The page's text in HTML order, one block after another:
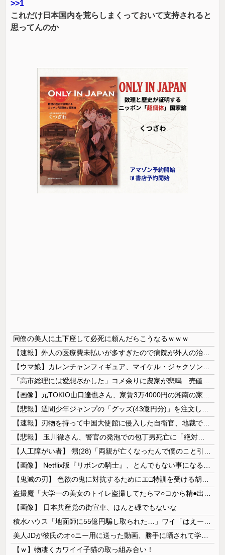
>>1
これだけ日本国内を荒らしまくっておいて支持されると
思ってんのか
同僚の美人に土下座して必死に頼んだらこうなるｗｗｗ
【画像】 日本共産党の街宣車、ほんと碌でもないな
【ｗ】物凄くカワイイ子猫の取っ組み合い！